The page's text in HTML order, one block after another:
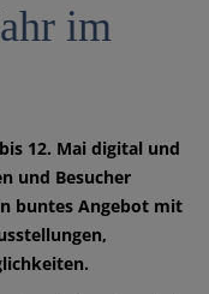
im
12. Mai digital und
und Besucher
buntes Angebot mit